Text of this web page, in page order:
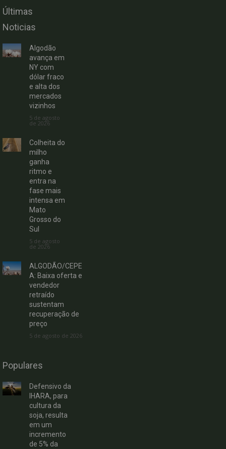
Últimas
Noticias
Algodão
avança em
NY com
dólar fraco
e alta dos
mercados
vizinhos
5 de agosto
de 2026
Colheita do
milho
ganha
ritmo e
entra na
fase mais
intensa em
Mato
Grosso do
Sul
5 de agosto
de 2026
ALGODÃO/CEPE
A: Baixa oferta e
vendedor
retraído
sustentam
recuperação de
preço
5 de agosto de 2026
Populares
Defensivo da
IHARA, para
cultura da
soja, resulta
em um
incremento
de 5% da